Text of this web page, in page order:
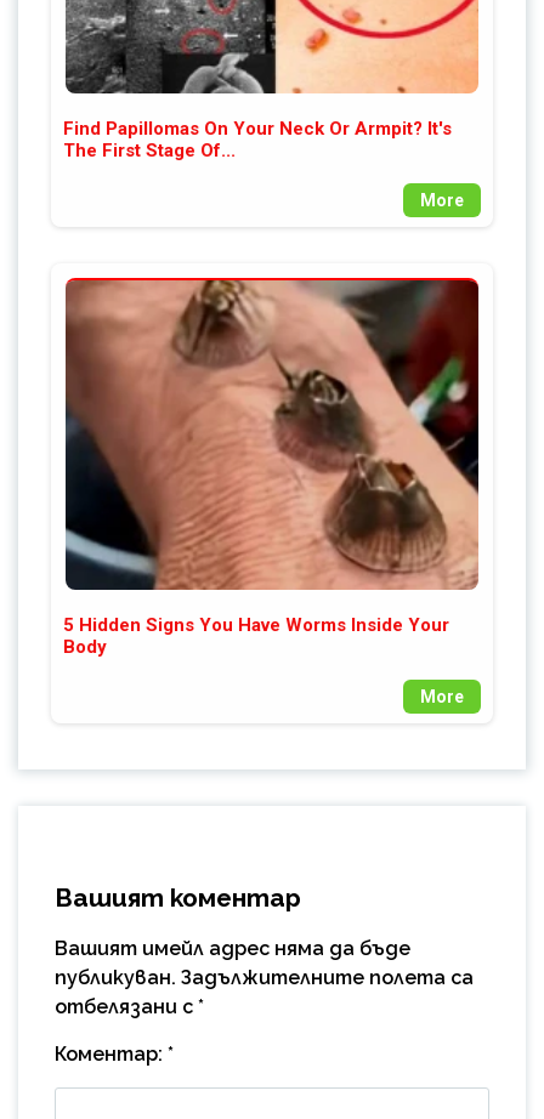
Find Papillomas On Your Neck Or Armpit? It's
The First Stage Of...
More
5 Hidden Signs You Have Worms Inside Your
Body
More
Вашият коментар
Вашият имейл адрес няма да бъде
публикуван. Задължителните полета са
отбелязани с *
Коментар: *